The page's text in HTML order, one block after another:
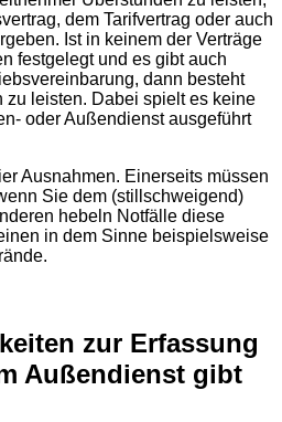
dem Tarifvertrag oder auch
Ist in keinem der Verträge
festgelegt und es gibt auch
dann besteht
zu leisten. Dabei spielt es keine
oder Außendienst ausgeführt
Ausnahmen. Einerseits müssen
Sie dem (stillschweigend)
hebeln Notfälle diese
in dem Sinne beispielsweise
zur Erfassung
Außendienst gibt